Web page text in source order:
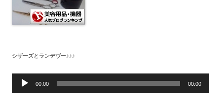
シザーズとランデヴー♪♪♪
音
00:00 00:00